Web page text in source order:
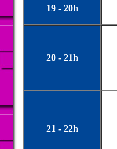
19 - 20h
20 - 21h
21 - 22h